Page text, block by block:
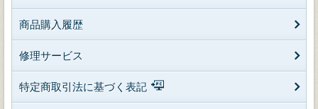
商品購入履歴
修理サービス
特定商取引法に基づく表記